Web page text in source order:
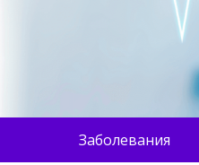
Заболевания